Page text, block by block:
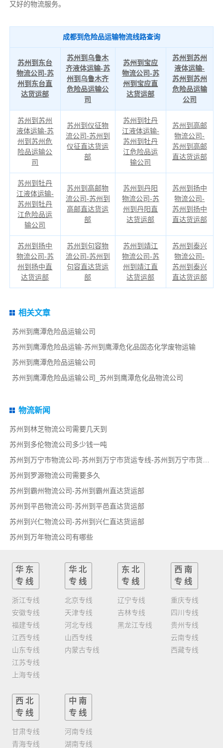
又好的物流服务。
成都到危险品运输物流线路查询
苏州到东台
物流公司-苏
州到东台直
达货运部
苏州到乌鲁木
齐液体运输-苏
州到乌鲁木齐
危险品运输公
司
苏州到宝应
物流公司-苏
州到宝应直
达货运部
苏州到苏州
液体运输-
苏州到苏州
危险品运输
公司
苏州到苏州
液体运输-苏
州到苏州危
险品运输公
司
苏州到仪征物
流公司-苏州到
仪征直达货运
部
苏州到牡丹
江液体运输-
苏州到牡丹
江危险品运
输公司
苏州到高邮
物流公司-
苏州到高邮
直达货运部
苏州到牡丹
江液体运输-
苏州到牡丹
江危险品运
输公司
苏州到高邮物
流公司-苏州到
高邮直达货运
部
苏州到丹阳
物流公司-苏
州到丹阳直
达货运部
苏州到扬中
物流公司-
苏州到扬中
直达货运部
苏州到扬中
物流公司-苏
州到扬中直
达货运部
苏州到句容物
流公司-苏州到
句容直达货运
部
苏州到靖江
物流公司-苏
州到靖江直
达货运部
苏州到泰兴
物流公司-
苏州到泰兴
直达货运部
相关文章
苏州到鹰潭危险品运输公司
苏州到鹰潭危险品运输-苏州到鹰潭危化品固态化学废物运输
苏州到鹰潭危险品运输公司
苏州到鹰潭危险品运输公司_苏州到鹰潭危化品物流公司
物流新闻
苏州到林芝物流公司需要几天到
苏州到多伦物流公司多少钱一吨
苏州到万宁市物流公司-苏州到万宁市货运专线-苏州到万宁市货运部
苏州到罗源物流公司需要多久
苏州到霸州物流公司-苏州到霸州直达货运部
苏州到平邑物流公司-苏州到平邑直达货运部
苏州到兴仁物流公司-苏州到兴仁直达货运部
苏州到万年物流公司有哪些
华东
专线
浙江专线
安徽专线
福建专线
江西专线
山东专线
江苏专线
上海专线
华北
专线
北京专线
天津专线
河北专线
山西专线
内蒙古专线
东北
专线
辽宁专线
吉林专线
黑龙江专线
西南
专线
重庆专线
四川专线
贵州专线
云南专线
西藏专线
西北
专线
甘肃专线
青海专线
中南
专线
河南专线
湖南专线